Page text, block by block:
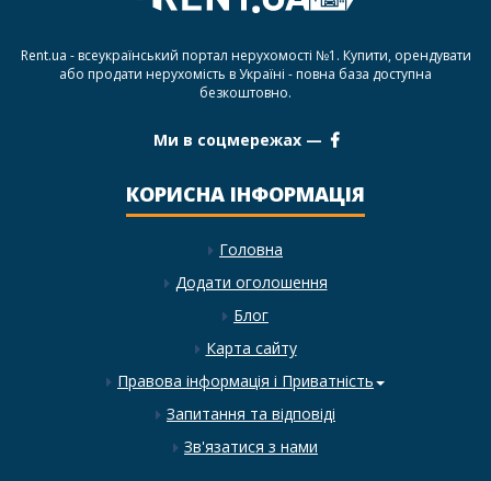
Rent.ua - всеукраїнський портал нерухомості №1. Купити, орендувати
або продати нерухомість в Україні - повна база доступна
безкоштовно.
Ми в соцмережах —
КОРИСНА ІНФОРМАЦІЯ
Головна
Додати оголошення
Блог
Карта сайту
Правова інформація і Приватність
Запитання та відповіді
Зв'язатися з нами